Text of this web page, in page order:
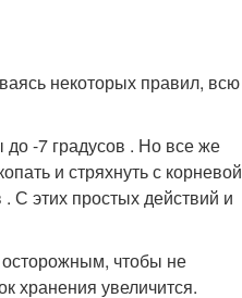
некоторых правил, всю
до -7 градусов . Но все же
и стряхнуть с корневой
С этих простых действий и
чтобы не
хранения увеличится.